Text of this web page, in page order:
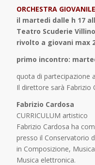
ORCHESTRA
il martedi dalle h 17
Teatro Scuderie
rivolto a giovani max
primo incontro:
quota di partecipazione
Il direttore sarà Fabrizio
Fabrizio Cardosa
CURRICULUM artistico
Fabrizio Cardosa ha
presso il Conservatorio
in Composizione,
Musica elettronica.